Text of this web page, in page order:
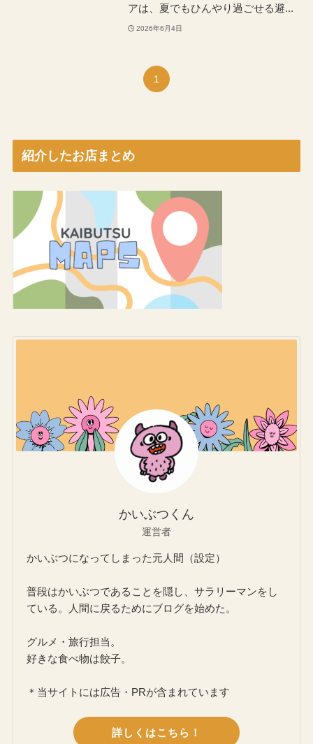
アは、夏でもひんやり過ごせる避...
2026年6月4日
1
紹介したお店まとめ
かいぶつくん
運営者
かいぶつになってしまった元人間（設定）
普段はかいぶつであることを隠し、サラリーマンをし
ている。人間に戻るためにブログを始めた。
グルメ・旅行担当。
好きな食べ物は餃子。
＊当サイトには広告・PRが含まれています
詳しくはこちら！